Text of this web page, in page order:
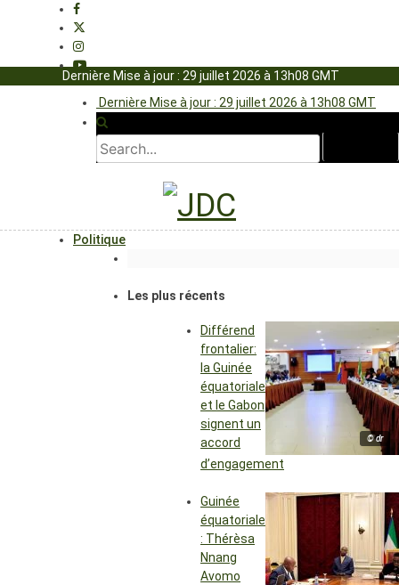
Dernière Mise à jour : 29 juillet 2026 à 13h08 GMT
Dernière Mise à jour : 29 juillet 2026 à 13h08 GMT
Politique
Les plus récents
© dr
Différend
frontalier:
la Guinée
équatoriale
et le Gabon
signent un
accord
d’engagement
Guinée
équatoriale
: Thérèsa
Nnang
Avomo